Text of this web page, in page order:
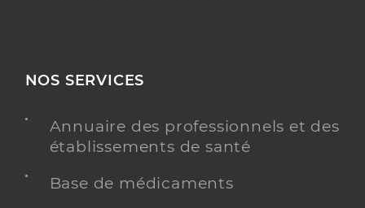
NOS SERVICES
Annuaire des professionnels et des
établissements de santé
Base de médicaments